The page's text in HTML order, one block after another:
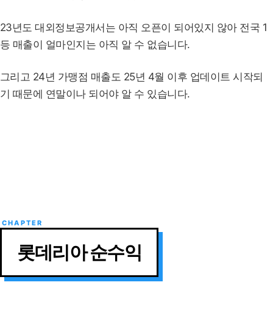
23년도 대외정보공개서는 아직 오픈이 되어있지 않아 전국 1
등 매출이 얼마인지는 아직 알 수 없습니다.
그리고 24년 가맹점 매출도 25년 4월 이후 업데이트 시작되
기 때문에 연말이나 되어야 알 수 있습니다.
롯데리아 순수익